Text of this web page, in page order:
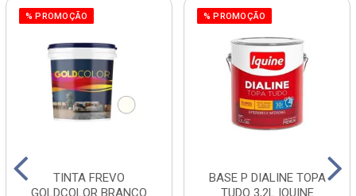
% PROMOÇÃO
TINTA FREVO
GOLDCOLOR BRANCO
% PROMOÇÃO
BASE P DIALINE TOPA
TUDO 3,2L IQUINE